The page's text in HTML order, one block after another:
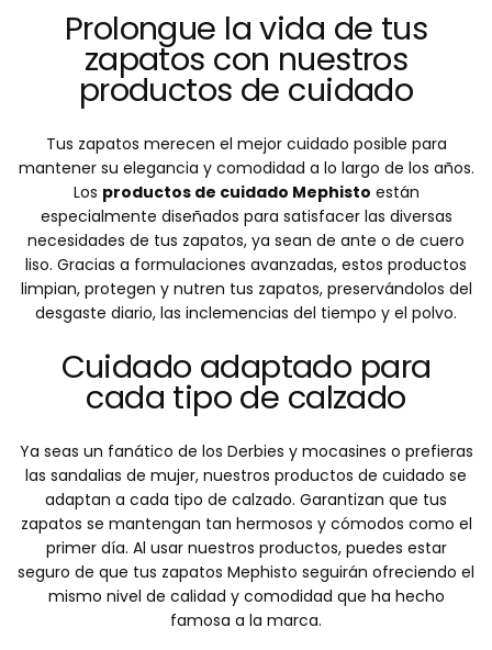
Prolongue la vida de tus
zapatos con nuestros
productos de cuidado
Tus zapatos merecen el mejor cuidado posible para
mantener su elegancia y comodidad a lo largo de los años.
Los productos de cuidado Mephisto están
especialmente diseñados para satisfacer las diversas
necesidades de tus zapatos, ya sean de ante o de cuero
liso. Gracias a formulaciones avanzadas, estos productos
limpian, protegen y nutren tus zapatos, preservándolos del
desgaste diario, las inclemencias del tiempo y el polvo.
Cuidado adaptado para
cada tipo de calzado
Ya seas un fanático de los Derbies y mocasines o prefieras
las sandalias de mujer, nuestros productos de cuidado se
adaptan a cada tipo de calzado. Garantizan que tus
zapatos se mantengan tan hermosos y cómodos como el
primer día. Al usar nuestros productos, puedes estar
seguro de que tus zapatos Mephisto seguirán ofreciendo el
mismo nivel de calidad y comodidad que ha hecho
famosa a la marca.